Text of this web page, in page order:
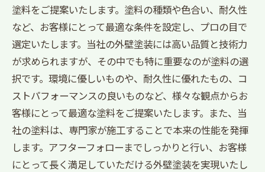
塗料をご提案いたします。塗料の種類や色合い、耐久性
など、お客様にとって最適な条件を設定し、プロの目で
選定いたします。当社の外壁塗装には高い品質と技術力
が求められますが、その中でも特に重要なのが塗料の選
択です。環境に優しいものや、耐久性に優れたもの、コ
ストパフォーマンスの良いものなど、様々な観点からお
客様にとって最適な塗料をご提案いたします。また、当
社の塗料は、専門家が施工することで本来の性能を発揮
します。アフターフォローまでしっかりと行い、お客様
にとって長く満足していただける外壁塗装を実現いたし